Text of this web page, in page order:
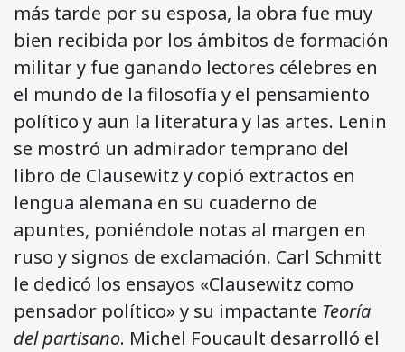
más tarde por su esposa, la obra fue muy
bien recibida por los ámbitos de formación
militar y fue ganando lectores célebres en
el mundo de la filosofía y el pensamiento
político y aun la literatura y las artes. Lenin
se mostró un admirador temprano del
libro de Clausewitz y copió extractos en
lengua alemana en su cuaderno de
apuntes, poniéndole notas al margen en
ruso y signos de exclamación. Carl Schmitt
le dedicó los ensayos «Clausewitz como
pensador político» y su impactante Teoría
del partisano. Michel Foucault desarrolló el